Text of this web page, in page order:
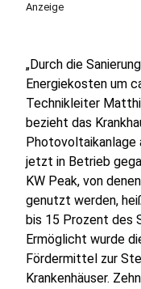
Anzeige
„Durch die
Energiekosten um
Technikleiter
bezieht das
Photovoltaikanlage
jetzt in Betrieb
KW Peak, von
genutzt werden,
bis 15 Prozent des
Ermöglicht wurde
Fördermittel zur
Krankenhäuser.